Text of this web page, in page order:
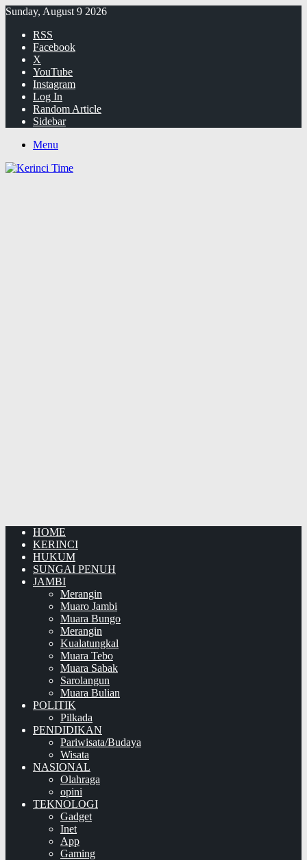
Sunday, August 9 2026
RSS
Facebook
X
YouTube
Instagram
Log In
Random Article
Sidebar
Menu
HOME
KERINCI
HUKUM
SUNGAI PENUH
JAMBI
Merangin
Muaro Jambi
Muara Bungo
Merangin
Kualatungkal
Muara Tebo
Muara Sabak
Sarolangun
Muara Bulian
POLITIK
Pilkada
PENDIDIKAN
Pariwisata/Budaya
Wisata
NASIONAL
Olahraga
opini
TEKNOLOGI
Gadget
Inet
App
Gaming